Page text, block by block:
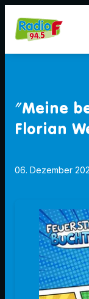
"Meine
Florian
06. Dezember